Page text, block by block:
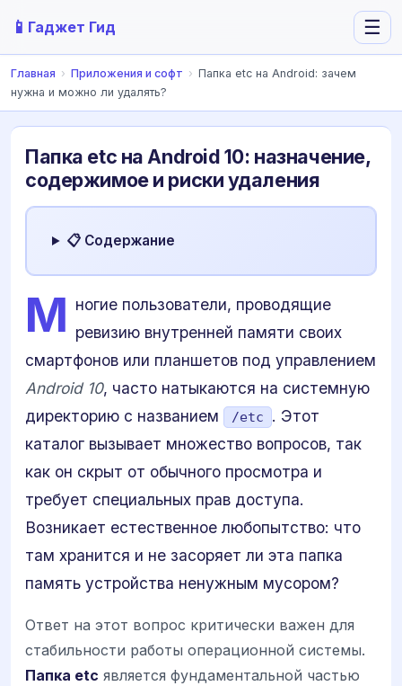
📱 Гаджет Гид ☰
Главная › Приложения и софт › Папка etc на Android: зачем
нужна и можно ли удалять?
Папка etc на Android 10: назначение,
содержимое и риски удаления
📋 Содержание
М ногие пользователи, проводящие
ревизию внутренней памяти своих
смартфонов или планшетов под управлением
Android 10, часто натыкаются на системную
директорию с названием
/etc
. Этот
каталог вызывает множество вопросов, так
как он скрыт от обычного просмотра и
требует специальных прав доступа.
Возникает естественное любопытство: что
там хранится и не засоряет ли эта папка
память устройства ненужным мусором?
Ответ на этот вопрос критически важен для
стабильности работы операционной системы.
Папка etc является фундаментальной частью